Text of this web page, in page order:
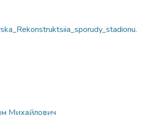
Михайлович